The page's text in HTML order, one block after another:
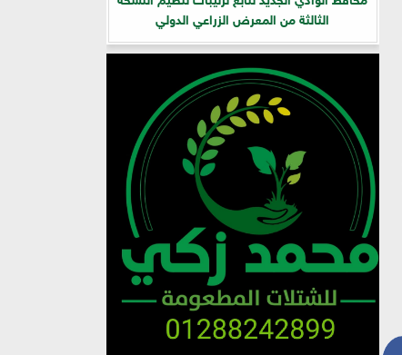
الثالثة من المعرض الزراعي الدولي